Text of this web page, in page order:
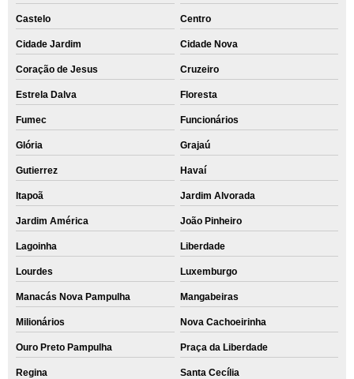
Castelo Centro
Cidade Jardim Cidade Nova
Coração de Jesus Cruzeiro
Estrela Dalva Floresta
Fumec Funcionários
Glória Grajaú
Gutierrez Havaí
Itapoã Jardim Alvorada
Jardim América João Pinheiro
Lagoinha Liberdade
Lourdes Luxemburgo
Manacás Nova Pampulha Mangabeiras
Milionários Nova Cachoeirinha
Ouro Preto Pampulha Praça da Liberdade
Regina Santa Cecília